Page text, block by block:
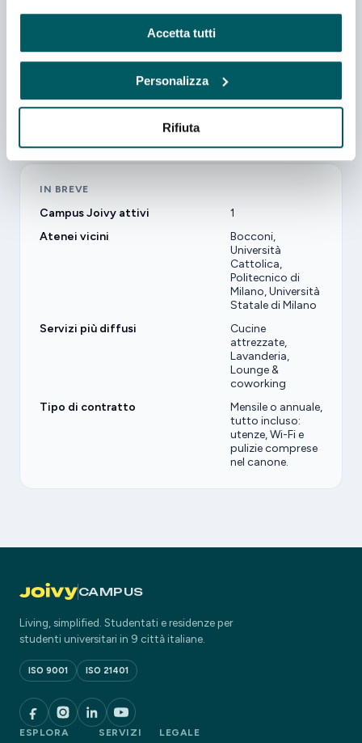
Accetta tutti
Personalizza
Rifiuta
ben collegata ai principali atenei, come Bocconi,
Politecnico di Milano, Università degli Studi e Università
Cattolica, per raggiungere facilmente il campus e
muoverti in città. Scegli una residenza con tutto
incluso, spazi dedicati allo studio e alla socialità e la
flessibilità di una soluzione pensata per gli studenti.
IN BREVE
Campus Joivy attivi
1
Atenei vicini
Bocconi,
Università
Cattolica,
Politecnico di
Milano, Università
Statale di Milano
Servizi più diffusi
Cucine
attrezzate,
Lavanderia,
Lounge &
coworking
Tipo di contratto
Mensile o annuale,
tutto incluso:
utenze, Wi-Fi e
pulizie comprese
nel canone.
CAMPUS
Living, simplified. Studentati e residenze per
studenti universitari in 9 città italiane.
ISO 9001 ISO 21401
ESPLORA SERVIZI LEGALE